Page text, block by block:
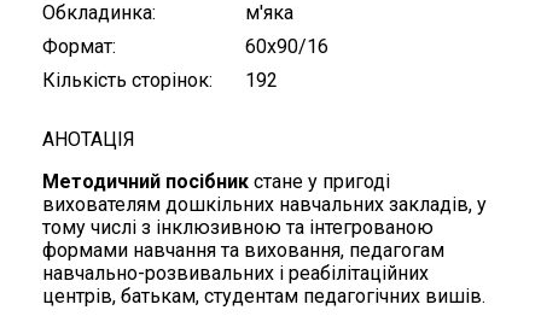
Обкладинка
м'яка
Формат
60x90/16
Кількість сторінок
192
АНОТАЦІЯ
Методичний посібник стане у пригоді
вихователям дошкільних навчальних закладів, у
тому числі з інклюзивною та інтегрованою
формами навчання та виховання, педагогам
навчально-розвивальних і реабілітаційних
центрів, батькам, студентам педагогічних вишів.